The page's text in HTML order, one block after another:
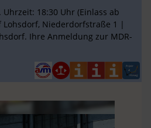
18:30 Uhr (Einlass ab
Lohsdorf, Niederdorfstraße 1 |
Ihre Anmeldung zur MDR-